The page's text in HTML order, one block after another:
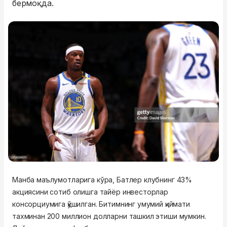
бермоқда.
Манба маълумотларига кўра, Батлер клубнинг 43%
акциясини сотиб олишга тайёр инвесторлар
консорциумига қўшилган. Битимнинг умумий қиймати
тахминан 200 миллион долларни ташкил этиши мумкин.